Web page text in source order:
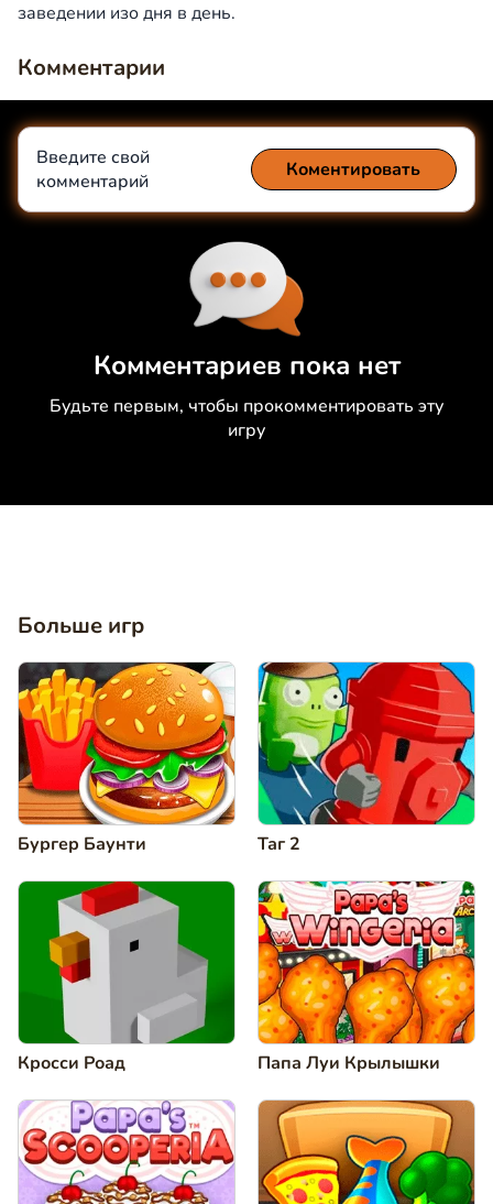
заведении изо дня в день.
Комментарии
Комментариев пока нет
Будьте первым, чтобы прокомментировать эту
игру
Введите свой
комментарий
Коментировать
Коментировать
Больше игр
Бургер Баунти Таг 2
Кросси Роад Папа Луи Крылышки